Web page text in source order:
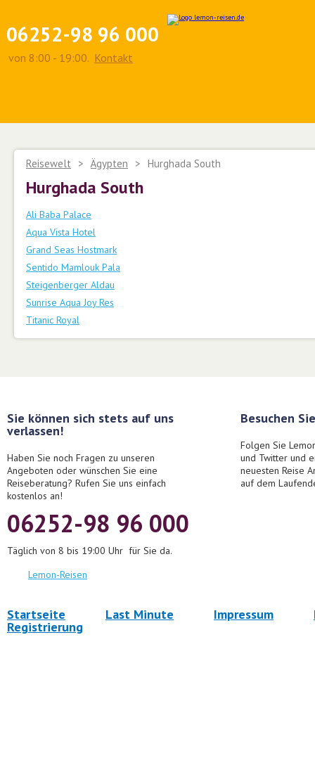
06252-98 96 000
von 8:00 - 19:00. Kontakt
Reisewelt > Ägypten > Hurghada South
Hurghada South
Ali Baba Palace
Aqua Vista Hotel
Grand Seas Hostmark
Sentido Mamlouk Pala
Steigenberger Aldau
Sunrise Aqua Joy Res
Titanic Royal
Sie können sich stets auf uns
verlassen!
Haben Sie noch Fragen zu unseren
Angeboten oder wünschen Sie eine
Reiseberatung? Rufen Sie uns einfach
kostenlos an!
06252-98 96 000
Täglich von 8 bis 19:00 Uhr für Sie da.
Lemon-Reisen
Besuchen
Folgen Sie
und Twitter und
neuesten Reise
auf dem
Startseite Last Minute Impressum
Registrierung